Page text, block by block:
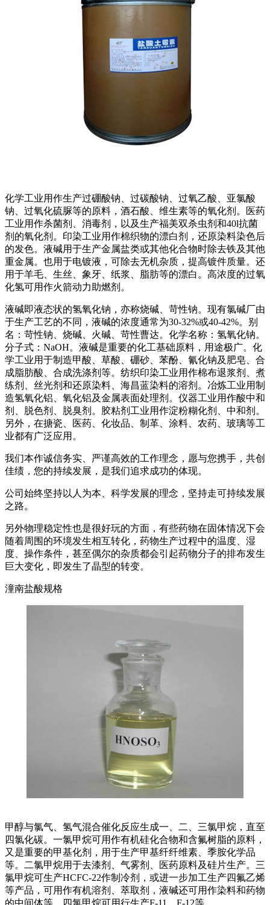
化学工业用作生产过硼酸钠、过碳酸钠、过氧乙酸、亚氯酸
钠、过氧化硫脲等的原料，酒石酸、维生素等的氧化剂。医药
工业用作杀菌剂、消毒剂，以及生产福美双杀虫剂和40l抗菌
剂的氧化剂。印染工业用作棉织物的漂白剂，还原染料染色后
的发色。液碱用于生产金属盐类或其他化合物时除去铁及其他
重金属。也用于电镀液，可除去无机杂质，提高镀件质量。还
用于羊毛、生丝、象牙、纸浆、脂肪等的漂白。高浓度的过氧
化氢可用作火箭动力助燃剂。
液碱即液态状的氢氧化钠，亦称烧碱、苛性钠。现有氯碱厂由
于生产工艺的不同，液碱的浓度通常为30-32%或40-42%。别
名：苛性钠、烧碱、火碱、苛性曹达。化学名称：氢氧化钠。
分子式：NaOH。液碱是重要的化工基础原料，用途极广。化
学工业用于制造甲酸、草酸、硼砂、苯酚、氰化钠及肥皂、合
成脂肪酸、合成洗涤剂等。纺织印染工业用作棉布退浆剂、煮
练剂、丝光剂和还原染料、海昌蓝染料的溶剂。冶炼工业用制
造氢氧化铝、氧化铝及金属表面处理剂。仪器工业用作酸中和
剂、脱色剂、脱臭剂。胶粘剂工业用作淀粉糊化剂、中和剂。
另外，在搪瓷、医药、化妆品、制革、涂料、农药、玻璃等工
业都有广泛应用。
我们本作诚信务实、严谨高效的工作理念，愿与您携手，共创
佳绩，您的持续发展，是我们追求成功的体现。
公司始终坚持以人为本、科学发展的理念，坚持走可持续发展
之路。
另外物理稳定性也是很好玩的方面，有些药物在固体情况下会
随着周围的环境发生相互转化，药物生产过程中的温度、湿
度、操作条件，甚至偶尔的杂质都会引起药物分子的排布发生
巨大变化，即发生了晶型的转变。
潼南盐酸规格
甲醇与氯气、氢气混合催化反应生成一、二、三氯甲烷，直至
四氯化碳。一氯甲烷可用作有机硅化合物和含氟树脂的原料，
又是重要的甲基化剂，用于生产甲基纤纤维素、季胺化学品
等。二氯甲烷用于去漆剂、气雾剂、医药原料及硅片生产。三
氯甲烷可生产HCFC-22作制冷剂，或进一步加工生产四氟乙烯
等产品，可用作有机溶剂、萃取剂，液碱还可用作染料和药物
的中间体等。四氯甲烷可用行生产F-11、F-12等。